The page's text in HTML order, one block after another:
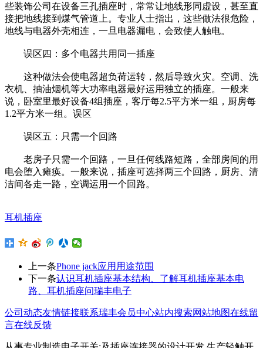
些装饰公司在设备三孔插座时，常常让地线形同虚设，甚至直
接把地线接到煤气管道上。专业人士指出，这些做法很危险，
地线与电器外壳相连，一旦电器漏电，会致使人触电。
误区四：多个电器共用同一插座
这种做法会使电器超负荷运转，然后导致火灾。空调、洗
衣机、抽油烟机等大功率电器最好运用独立的插座。一般来
说，卧室里最好设备4组插座，客厅每2.5平方米一组，厨房每
1.2平方米一组。误区
误区五：只需一个回路
老房子只需一个回路，一旦任何线路短路，全部房间的用
电会堕入瘫痪。一般来说，插座可选择两三个回路，厨房、清
洁间各走一路，空调运用一个回路。
耳机插座
上一条Phone jack应用用途范围
下一条认识耳机插座基本结构、了解耳机插座基本电
路、耳机插座问瑞丰电子
公司动态友情链接联系瑞丰会员中心站内搜索网站地图在线留
言在线反馈